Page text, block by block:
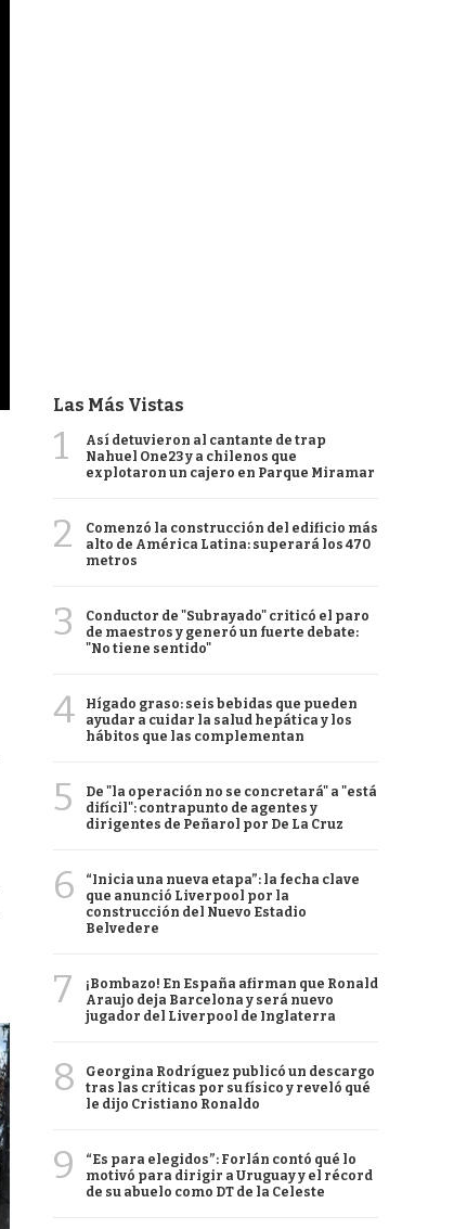
Las Más Vistas
1
Así detuvieron al cantante de trap
Nahuel One23 y a chilenos que
explotaron un cajero en Parque Miramar
2
Comenzó la construcción del edificio más
alto de América Latina: superará los 470
metros
3
Conductor de "Subrayado" criticó el paro
de maestros y generó un fuerte debate:
"No tiene sentido"
4
Hígado graso: seis bebidas que pueden
ayudar a cuidar la salud hepática y los
hábitos que las complementan
5
De "la operación no se concretará" a "está
difícil": contrapunto de agentes y
dirigentes de Peñarol por De La Cruz
6
“Inicia una nueva etapa”: la fecha clave
que anunció Liverpool por la
construcción del Nuevo Estadio
Belvedere
7
¡Bombazo! En España afirman que Ronald
Araujo deja Barcelona y será nuevo
jugador del Liverpool de Inglaterra
8
Georgina Rodríguez publicó un descargo
tras las críticas por su físico y reveló qué
le dijo Cristiano Ronaldo
9
“Es para elegidos”: Forlán contó qué lo
motivó para dirigir a Uruguay y el récord
de su abuelo como DT de la Celeste